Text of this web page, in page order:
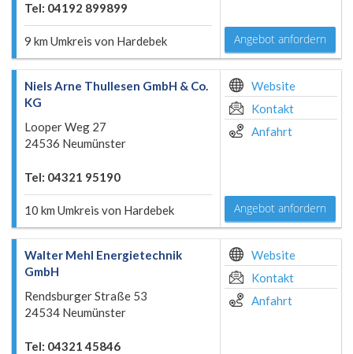
Tel: 04192 899899
9 km Umkreis von Hardebek Angebot anfordern
Niels Arne Thullesen GmbH & Co.
KG
Looper Weg 27
24536 Neumünster
Tel: 04321 95190
10 km Umkreis von Hardebek
Website
Kontakt
Anfahrt
Angebot anfordern
Walter Mehl Energietechnik
GmbH
Rendsburger Straße 53
24534 Neumünster
Tel: 04321 45846
Website
Kontakt
Anfahrt